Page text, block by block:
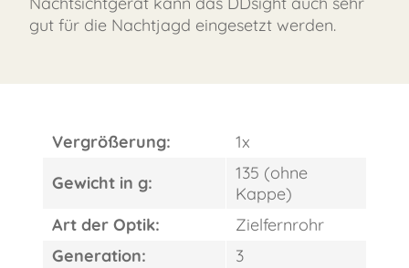
gut für die Nachtjagd eingesetzt werden.
Vergrößerung:
1x
Gewicht in g:
135 (ohne
Kappe)
Art der Optik:
Zielfernrohr
Generation:
3